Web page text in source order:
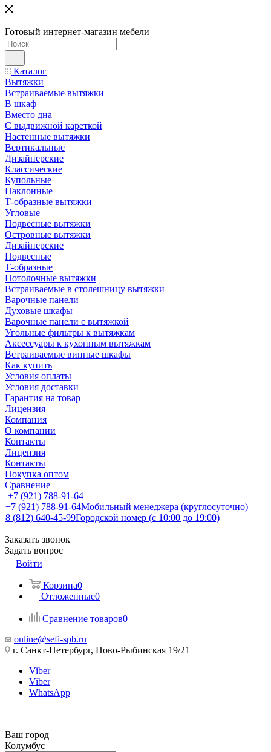
Готовый интернет-магазин мебели
Каталог
Вытяжки
Встраиваемые вытяжки
В шкаф
Вместо дна
С выдвижной кареткой
Настенные вытяжки
Вертикальные
Дизайнерские
Классические
Купольные
Наклонные
Т-образные вытяжки
Угловые
Подвесные вытяжки
Островные вытяжки
Дизайнерские
Подвесные
Т-образные
Потолочные вытяжки
Встраиваемые в столешницу вытяжки
Варочные панели
Духовые шкафы
Варочные панели с вытяжкой
Угольные фильтры к вытяжкам
Аксессуары к кухонным вытяжкам
Встраиваемые винные шкафы
Как купить
Условия оплаты
Условия доставки
Гарантия на товар
Лицензия
Компания
О компании
Контакты
Лицензия
Контакты
Покупка оптом
Сравнение
+7 (921) 788-91-64
+7 (921) 788-91-64Мобильный менеджера (круглосуточно)
8 (812) 640-45-99Городской номер (с 10:00 до 19:00)
Заказать звонок
Задать вопрос
Войти
Корзина0
Отложенные0
Сравнение товаров0
online@sefi-spb.ru
г. Санкт-Петербург, Ново-Рыбинская 19/21
Viber
Viber
WhatsApp
Ваш город
Колумбус